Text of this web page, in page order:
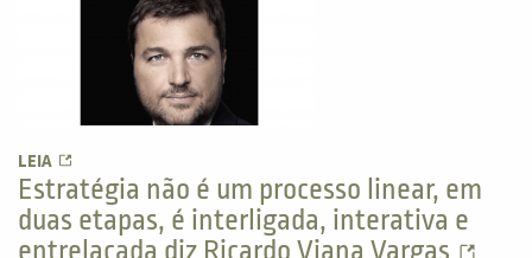
LEIA
Estratégia não é um processo linear, em
duas etapas, é interligada, interativa e
entrelaçada diz Ricardo Viana Vargas